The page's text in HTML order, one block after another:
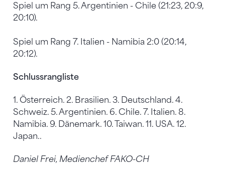
Spiel um Rang 5. Argentinien - Chile (21:23, 20:9,
20:10).
Spiel um Rang 7. Italien - Namibia 2:0 (20:14,
20:12).
Schlussrangliste
1. Österreich. 2. Brasilien. 3. Deutschland. 4.
Schweiz. 5. Argentinien. 6. Chile. 7. Italien. 8.
Namibia. 9. Dänemark. 10. Taiwan. 11. USA. 12.
Japan..
Daniel Frei, Medienchef FAKO-CH